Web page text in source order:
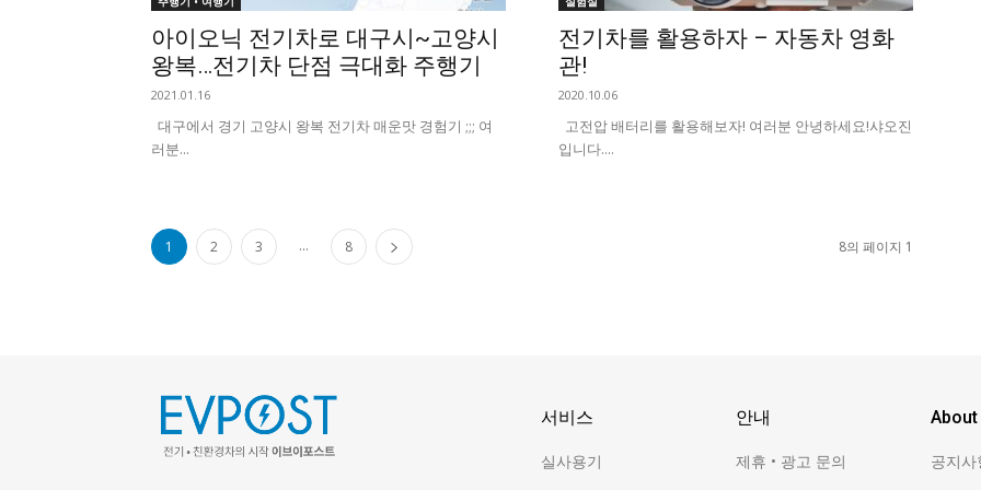
아이오닉 전기차로 대구시~고양시
왕복…전기차 단점 극대화 주행기
2021.01.16
대구에서 경기 고양시 왕복 전기차 매운맛 경험기 ;;; 여
러분...
전기차를 활용하자 – 자동차 영화
관!
2020.10.06
고전압 배터리를 활용해보자! 여러분 안녕하세요!샤오진
입니다. ​...
1 2 3 ... 8 8의 페이지 1
서비스
실사용기
안내
제휴 • 광고 문의
About
공지사